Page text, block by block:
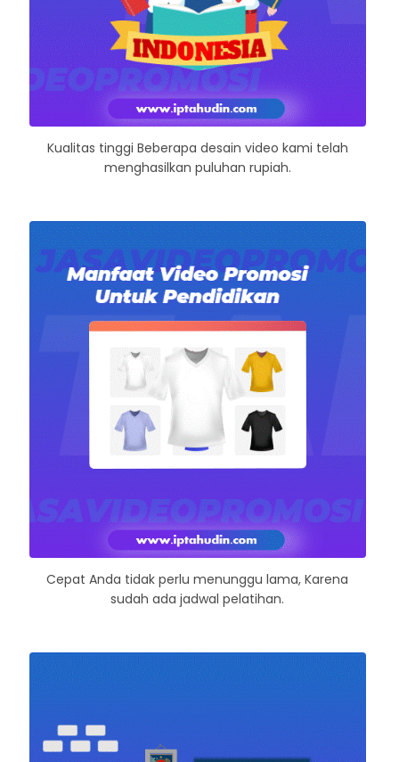
Kualitas tinggi Beberapa desain video kami telah
menghasilkan puluhan rupiah.
Cepat Anda tidak perlu menunggu lama, Karena
sudah ada jadwal pelatihan.